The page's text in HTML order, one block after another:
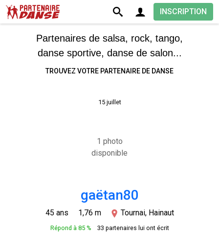
INSCRIPTION
Partenaires de salsa, rock, tango,
danse sportive, danse de salon...
TROUVEZ VOTRE PARTENAIRE DE DANSE
15 juillet
1 photo
disponible
gaëtan80
45 ans 1,76 m Tournai, Hainaut
Répond à 85 % 33 partenaires lui ont écrit